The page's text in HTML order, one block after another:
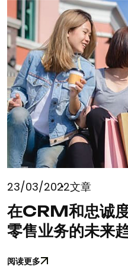
23/03/2022文章
在CRM和忠诚
零售业务的未来
阅读更多